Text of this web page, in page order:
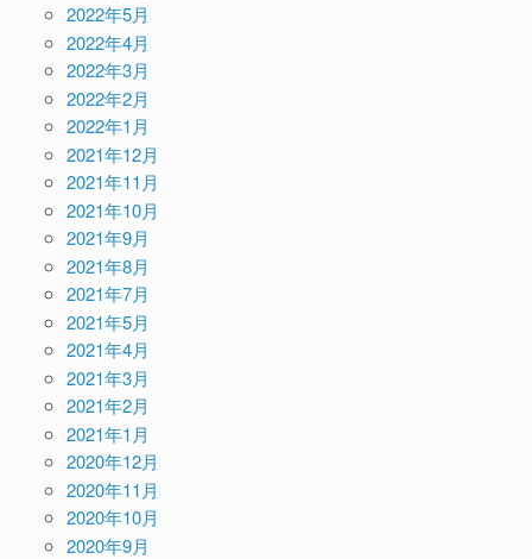
2022年5月
2022年4月
2022年3月
2022年2月
2022年1月
2021年12月
2021年11月
2021年10月
2021年9月
2021年8月
2021年7月
2021年5月
2021年4月
2021年3月
2021年2月
2021年1月
2020年12月
2020年11月
2020年10月
2020年9月